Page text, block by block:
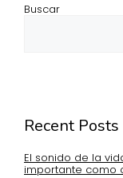
Buscar
Recent Posts
El sonido de la
importante como